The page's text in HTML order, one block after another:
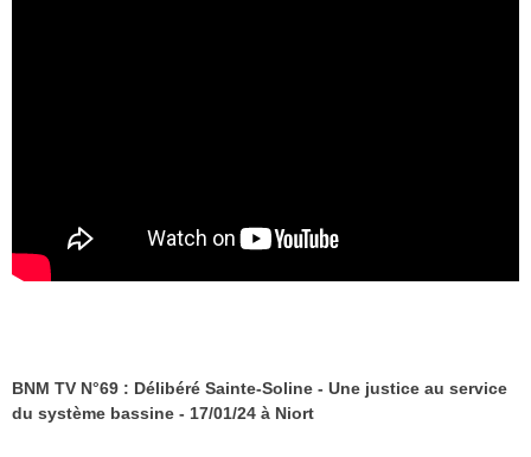
BNM TV N°69 : Délibéré Sainte-Soline - Une justice au service
du système bassine - 17/01/24 à Niort